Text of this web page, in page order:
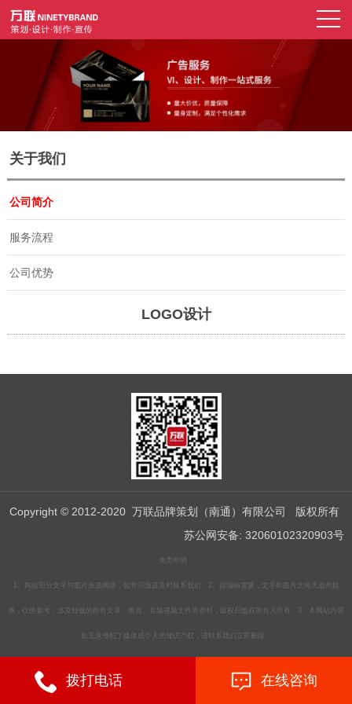
关于我们
公司简介
服务流程
公司优势
LOGO设计
Copyright © 2012-2020 万联品牌策划（南通）有限公司 版权所有
苏公网安备: 32060102320903号
免责申明：
1、网站部分文字与图片来源网络，如有问题请及时联系我们。2、因编辑需要，文字和图片之间无必然联
系，仅供参考；涉及转载的所有文章、图片、音频视频文件等资料，版权归版权所有人所有。3、本网站内容
如无意侵犯了媒体或个人的知识产权，请联系我们立即删除。
苏ICP备19012859号-2
拨打电话 在线咨询